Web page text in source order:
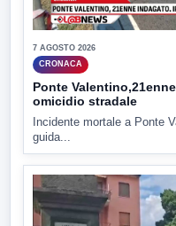
7 AGOSTO 2026
CRONACA
Ponte
omicidio stradale
Incidente mortale a Ponte
guida...